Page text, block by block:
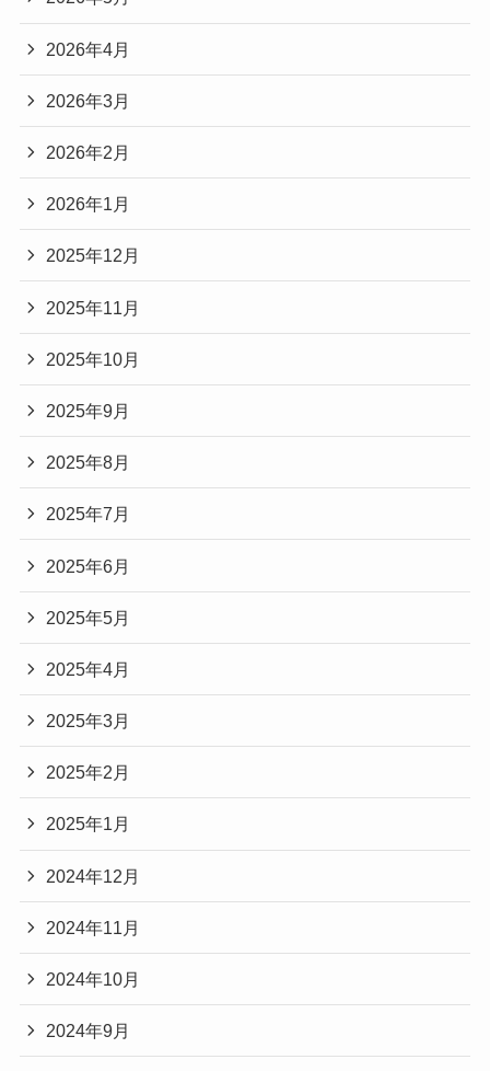
2026年4月
2026年3月
2026年2月
2026年1月
2025年12月
2025年11月
2025年10月
2025年9月
2025年8月
2025年7月
2025年6月
2025年5月
2025年4月
2025年3月
2025年2月
2025年1月
2024年12月
2024年11月
2024年10月
2024年9月